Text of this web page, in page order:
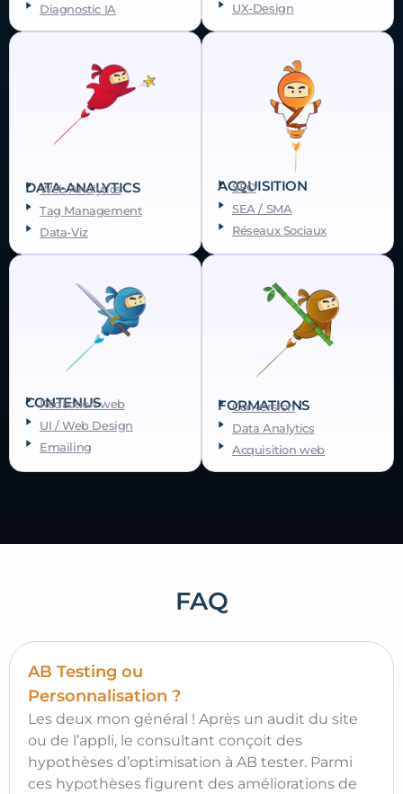
Diagnostic IA
UX-Design
DATA-ANALYTICS
Web Analytics
Tag Management
Data-Viz
ACQUISITION
SEO
SEA / SMA
Réseaux Sociaux
CONTENUS
Rédaction web
UI / Web Design
Emailing
FORMATIONS
Conversion
Data Analytics
Acquisition web
FAQ
AB Testing ou
Personnalisation ?
Les deux mon général ! Après un audit du site
ou de l’appli, le consultant conçoit des
hypothèses d’optimisation à AB tester. Parmi
ces hypothèses figurent des améliorations de